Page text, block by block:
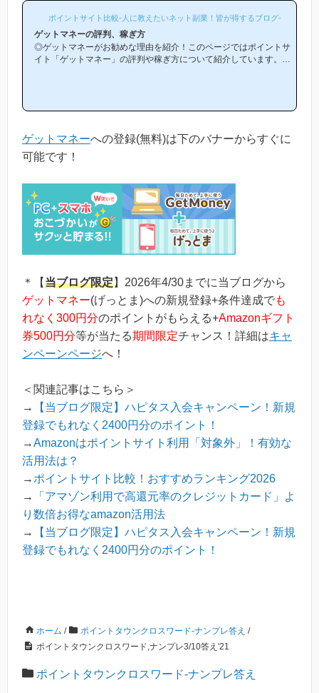
ポイントサイト比較-人に教えたいネット副業！皆が得するブログ-
ゲットマネーの評判、稼ぎ方
◎ゲットマネーがお勧めな理由を紹介！このページではポイントサ
イト「ゲットマネー」の評判や稼ぎ方について紹介しています。
られます！)当ページからゲットマネーへの新規登録はほんの数分
で簡単にできるので、下...
ゲットマネーへの登録(無料)は下のバナーからすぐに
可能です！
＊【当ブログ限定】2026年4/30までに当ブログから
ゲットマネー(げっとま)への新規登録+条件達成でも
れなく300円分のポイントがもらえる+Amazonギフト
券500円分等が当たる期間限定チャンス！詳細はキャ
ンペーンページへ！
＜関連記事はこちら＞
→
【当ブログ限定】ハピタス入会キャンペーン！新規
登録でもれなく2400円分のポイント！
→Amazonはポイントサイト利用「対象外」！有効な
活用法は？
→ ポイントサイト比較！おすすめランキング2026
→
「アマゾン利用で高還元率のクレジットカード」よ
り数倍お得なamazon活用法
→
【当ブログ限定】ハピタス入会キャンペーン！新規
登録でもれなく2400円分のポイント！
ホーム / ポイントタウンクロスワード-ナンプレ答え /
ポイントタウンクロスワード,ナンプレ3/10答え'21
ポイントタウンクロスワード-ナンプレ答え